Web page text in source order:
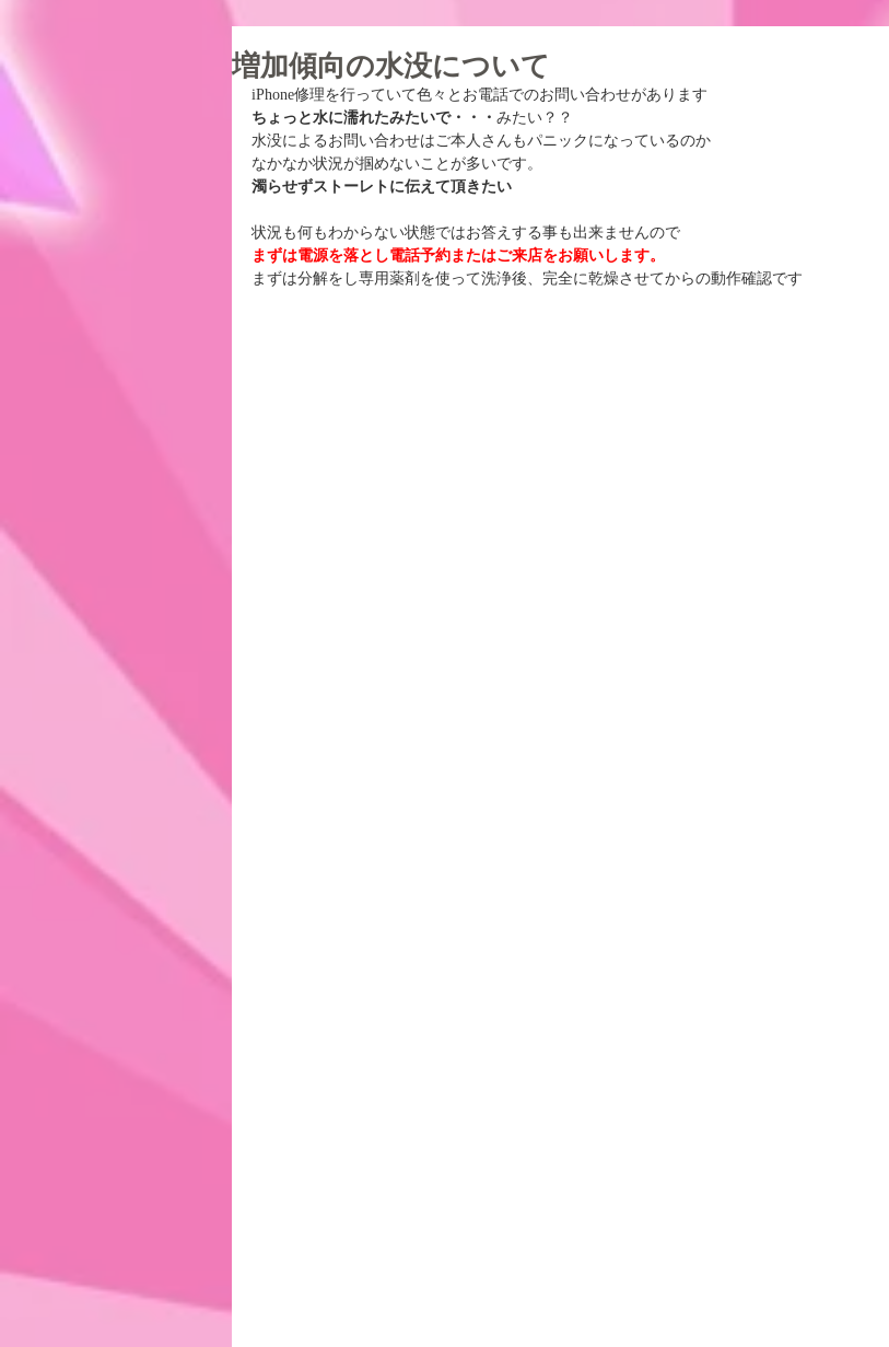
増加傾向の水没について
iPhone修理を行っていて色々とお電話でのお問い合わせがあります
ちょっと水に濡れたみたいで・・・ みたい？？
水没によるお問い合わせはご本人さんもパニックになっているのか
なかなか状況が掴めないことが多いです。
濁らせずストーレトに伝えて頂きたい
状況も何もわからない状態ではお答えする事も出来ませんので
まずは電源を落とし電話予約またはご来店をお願いします。
まずは分解をし専用薬剤を使って洗浄後、完全に乾燥させてからの動作確認です